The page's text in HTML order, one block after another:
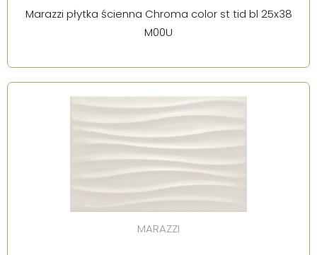
Marazzi płytka ścienna Chroma color st tid bl 25x38
M00U
MARAZZI